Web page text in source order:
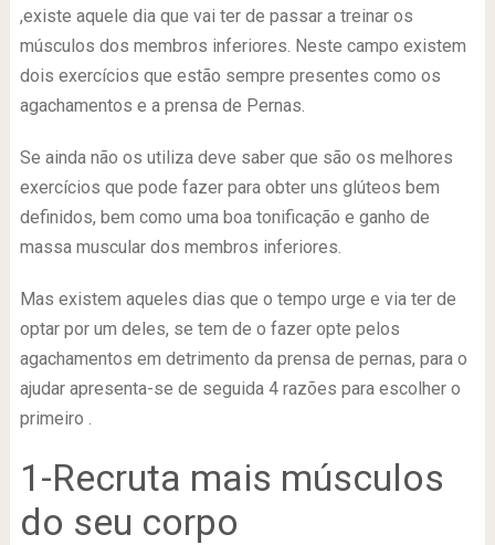
,existe aquele dia que vai ter de passar a treinar os
músculos dos membros inferiores. Neste campo existem
dois exercícios que estão sempre presentes como os
agachamentos e a prensa de Pernas.
Se ainda não os utiliza deve saber que são os melhores
exercícios que pode fazer para obter uns glúteos bem
definidos, bem como uma boa tonificação e ganho de
massa muscular dos membros inferiores.
Mas existem aqueles dias que o tempo urge e via ter de
optar por um deles, se tem de o fazer opte pelos
agachamentos em detrimento da prensa de pernas, para o
ajudar apresenta-se de seguida 4 razões para escolher o
primeiro .
1-Recruta mais músculos
do seu corpo